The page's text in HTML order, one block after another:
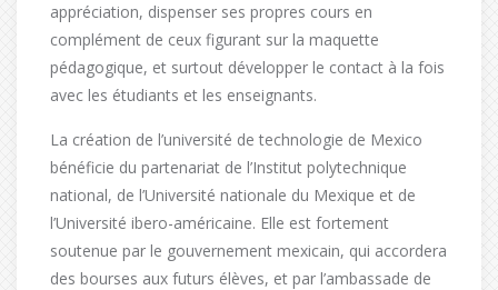
appréciation, dispenser ses propres cours en
complément de ceux figurant sur la maquette
pédagogique, et surtout développer le contact à la fois
avec les étudiants et les enseignants.
La création de l’université de technologie de Mexico
bénéficie du partenariat de l’Institut polytechnique
national, de l’Université nationale du Mexique et de
l’Université ibero-américaine. Elle est fortement
soutenue par le gouvernement mexicain, qui accordera
des bourses aux futurs élèves, et par l’ambassade de